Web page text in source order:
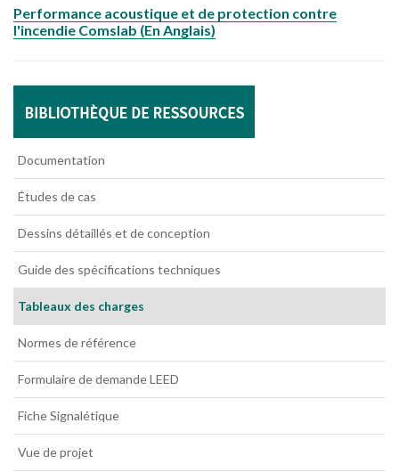
Performance acoustique et de protection contre
l'incendie Comslab (En Anglais)
Documentation
Études de cas
Dessins détaillés et de conception
Guide des spécifications techniques
Tableaux des charges
Normes de référence
Formulaire de demande LEED
Fiche Signalétique
Vue de projet